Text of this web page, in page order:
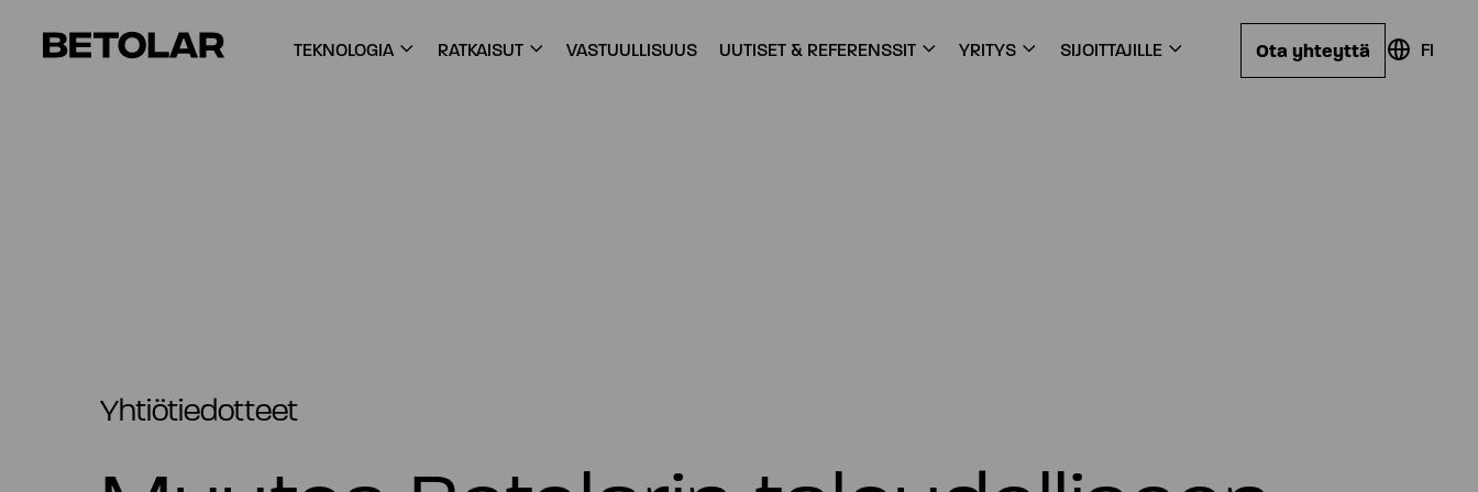
Betolar
TEKNOLOGIA RATKAISUT VASTUULLISUUS UUTISET & REFERENSSIT YRITYS SIJOITTAJILLE Ota yhteyttä FI
Yhtiötiedotteet